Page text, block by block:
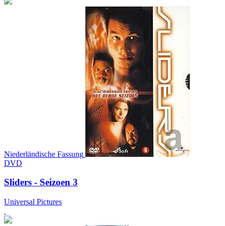
Niederländische Fassung
DVD
Sliders - Seizoen 3
Universal Pictures